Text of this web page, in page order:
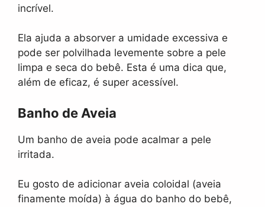
incrível.
Ela ajuda a absorver a umidade excessiva e
pode ser polvilhada levemente sobre a pele
limpa e seca do bebê. Esta é uma dica que,
além de eficaz, é super acessível.
Banho de Aveia
Um banho de aveia pode acalmar a pele
irritada.
Eu gosto de adicionar aveia coloidal (aveia
finamente moída) à água do banho do bebê,